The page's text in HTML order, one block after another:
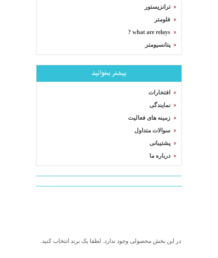
ترانزیستور
فلومتر
what are relays ?
پتانسیومتر
بیشتر بخوانید
افتخارات
نمایندگی
زمینه های فعالیت
سوالات متداول
پشتیبانی
درباره ما
در این بخش محصولی وجود ندارد. لطفا یک برند انتخاب کنید.